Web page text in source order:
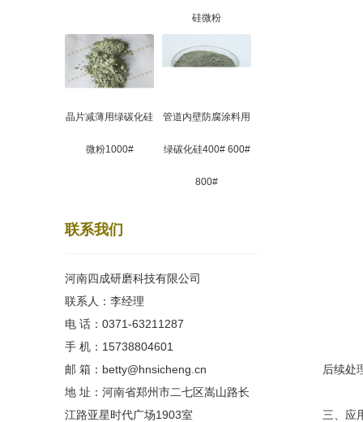
硅微粉
晶片减薄用绿碳化硅
微粉1000#
管道内壁防腐涂料用
绿碳化硅400# 600#
800#
联系我们
河南四成研磨科技有限公司
联系人：李经理
电 话：0371-63211287
手 机：15738804601
邮 箱：betty@hnsicheng.cn
地 址：河南省郑州市二七区嵩山路长
江路亚星时代广场1903室
后续处理
三、应